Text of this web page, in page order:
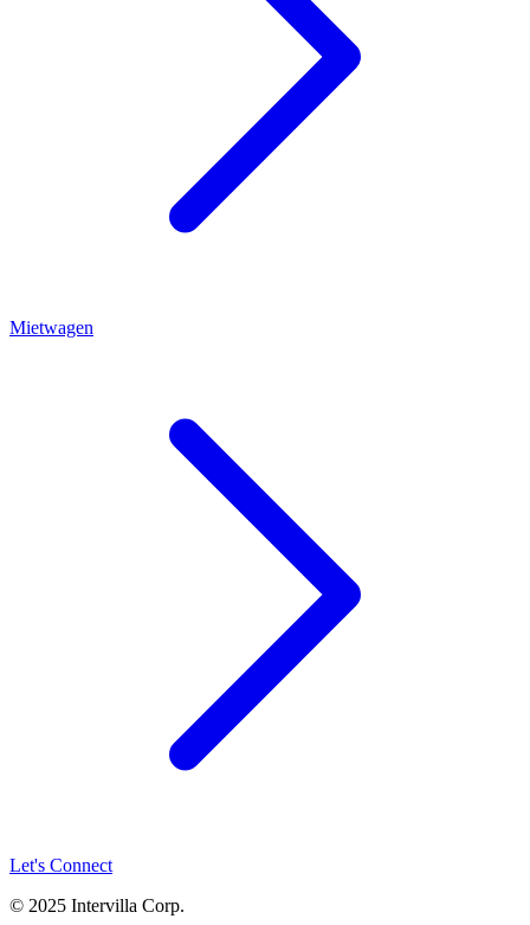
Mietwagen
Let's Connect
© 2025 Intervilla Corp.